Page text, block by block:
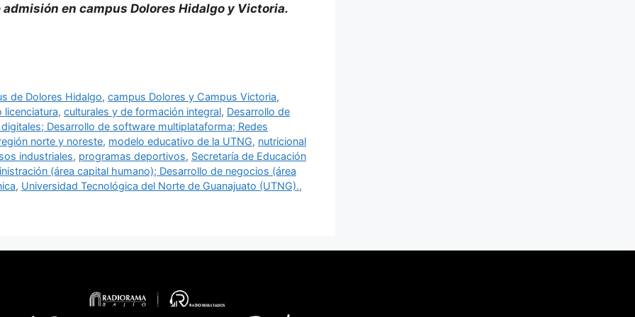
en campus Dolores Hidalgo y Victoria.
de Dolores Hidalgo,campus Dolores y Campus Victoria,
licenciatura, culturales y de formación integral, Desarrollo de
Desarrollo de software multiplataforma; Redes
norte y noreste, modelo educativo de la UTNG, nutricional
industriales, programas deportivos, Secretaría de Educación
(área capital humano); Desarrollo de negocios (área
, Universidad Tecnológica del Norte de Guanajuato (UTNG).,